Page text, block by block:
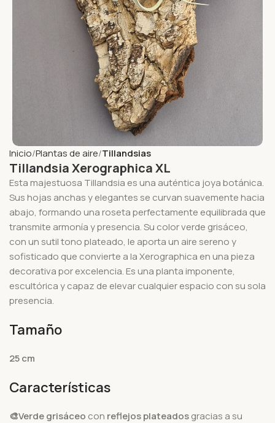
Inicio Plantas de aire Tillandsias
Tillandsia Xerographica XL
Esta majestuosa Tillandsia es una auténtica joya botánica.
Sus hojas anchas y elegantes se curvan suavemente hacia
abajo, formando una roseta perfectamente equilibrada que
transmite armonía y presencia. Su color verde grisáceo,
con un sutil tono plateado, le aporta un aire sereno y
sofisticado que convierte a la Xerographica en una pieza
decorativa por excelencia. Es una planta imponente,
escultórica y capaz de elevar cualquier espacio con su sola
presencia.
Tamaño
25 cm
Características
🎨Verde grisáceo con reflejos plateadosgracias a su